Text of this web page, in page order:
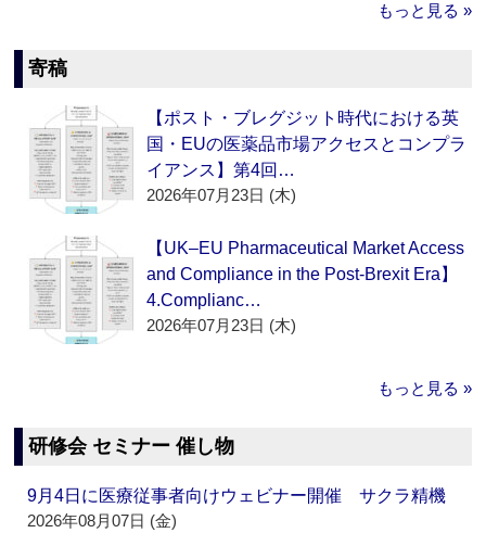
もっと見る »
寄稿
【ポスト・ブレグジット時代における英
国・EUの医薬品市場アクセスとコンプラ
イアンス】第4回…
2026年07月23日 (木)
【UK–EU Pharmaceutical Market Access
and Compliance in the Post-Brexit Era】
4.Complianc…
2026年07月23日 (木)
もっと見る »
研修会 セミナー 催し物
9月4日に医療従事者向けウェビナー開催 サクラ精機
2026年08月07日 (金)